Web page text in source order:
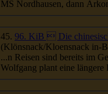
45. 96. KiB  Die
(Klönsnack/Kloensnack in-
...n Reisen sind bereits im
Wolfgang plant eine